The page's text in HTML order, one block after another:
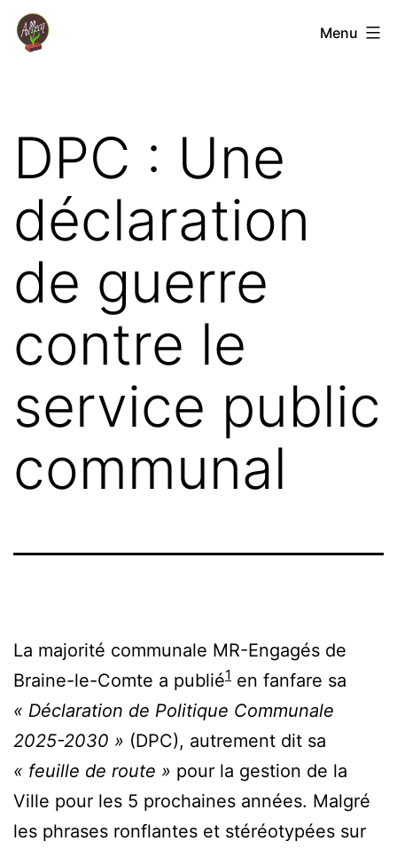
Aller
auCoopérative
Menu
DPC : Une
déclaration
de guerre
contre le
service public
communal
La majorité communale MR-Engagés de
Braine-le-Comte a publié1 en fanfare sa
« Déclaration de Politique Communale
2025-2030 » (DPC), autrement dit sa
« feuille de route » pour la gestion de la
Ville pour les 5 prochaines années. Malgré
les phrases ronflantes et stéréotypées sur